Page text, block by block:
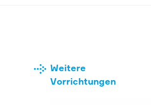
Weitere
Vorrichtungen